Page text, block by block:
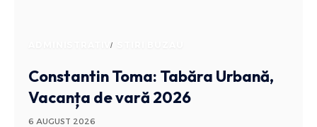
ADMINISTRATIV
Constantin Toma: Tabăra Urbană,
Vacanța de vară 2026
6 AUGUST 2026